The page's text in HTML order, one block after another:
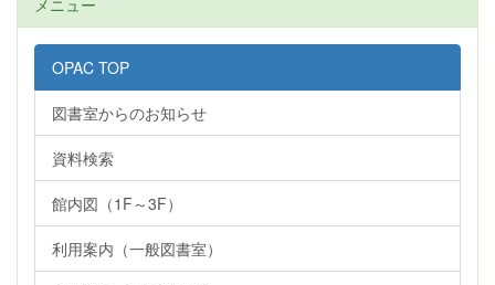
OPAC TOP
図書室からのお知らせ
資料検索
館内図（1F～3F）
利用案内（一般図書室）